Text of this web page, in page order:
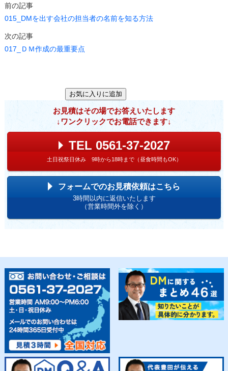
前の記事
015_DMを出す会社の担当者の名前を知る方法
次の記事
017_ＤＭ作成の最重要点
お見積はその場でお答えいたします
↓ワンクリックでお電話できます↓
TEL 0561-37-2027
土日祝祭日休み 9時から18時まで（昼食時間もOK）
フォームでのお見積依頼はこちら
3時間以内に返信いたします
（営業時間外を除く）